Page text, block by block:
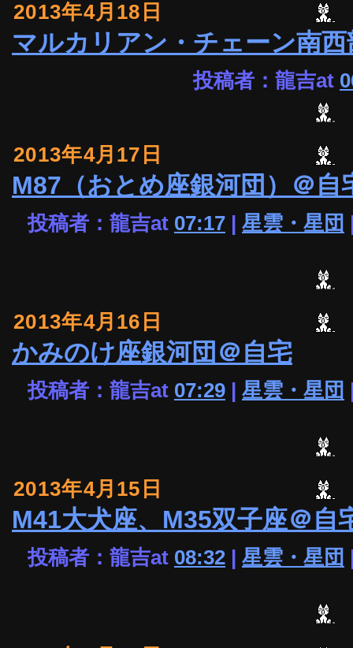
2013年4月18日
マルカリアン・チェーン南西
投稿者：龍吉at
2013年4月17日
M87（おとめ座銀河団）＠自
投稿者：龍吉at 07:17 | 星雲・星団
2013年4月16日
かみのけ座銀河団＠自宅
投稿者：龍吉at 07:29 | 星雲・星団
2013年4月15日
M41大犬座、M35双子座＠自
投稿者：龍吉at 08:32 | 星雲・星団